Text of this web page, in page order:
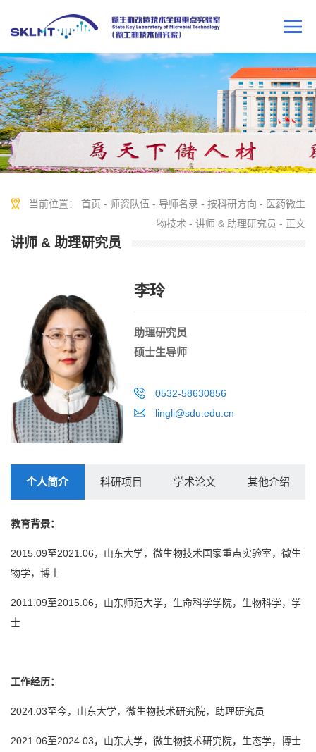
当前位置： 首页 - 师资队伍 - 导师名录 - 按科研方向 - 医药微生
物技术 - 讲师 & 助理研究员 - 正文
讲师 & 助理研究员
李玲
助理研究员
硕士生导师
0532-58630856
lingli@sdu.edu.cn
个人简介 科研项目 学术论文 其他介绍
教育背景：
2015.09至2021.06，山东大学，微生物技术国家重点实验室，微生
物学，博士
2011.09至2015.06，山东师范大学，生命科学学院，生物科学，学
士
工作经历：
2024.03至今，山东大学，微生物技术研究院，助理研究员
2021.06至2024.03，山东大学，微生物技术研究院，生态学，博士